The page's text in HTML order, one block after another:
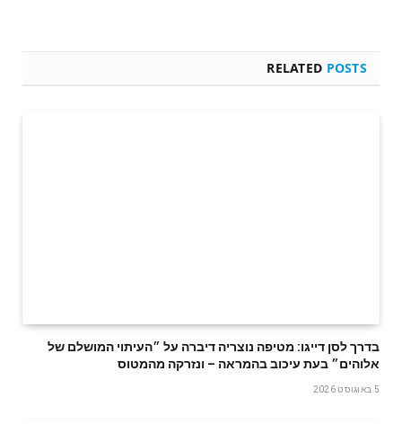
RELATED POSTS
בדרך לסן דייגו: מטיפה נוצריה דיברה על ״העיתוי המושלם של
אלוהים״ בעת עיכוב בהמראה – ונזרקה מהמטוס
5 באוגוסט 2026